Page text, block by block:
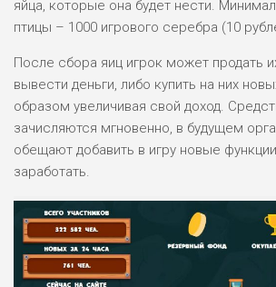
яйца, которые она будет нести.
птицы – 1000 игрового серебра (10
После сбора яиц игрок может продать
вывести деньги, либо купить на них
образом увеличивая свой доход.
зачисляются мгновенно, в будущем
обещают добавить в игру новые
заработать.